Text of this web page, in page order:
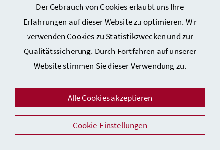
Der Gebrauch von Cookies erlaubt uns Ihre
Erfahrungen auf dieser Website zu optimieren. Wir
verwenden Cookies zu Statistikzwecken und zur
Qualitätssicherung. Durch Fortfahren auf unserer
Website stimmen Sie dieser Verwendung zu.
Alle Cookies akzeptieren
Cookie-Einstellungen
Quicklinks
Datenschutz
Sicherheit